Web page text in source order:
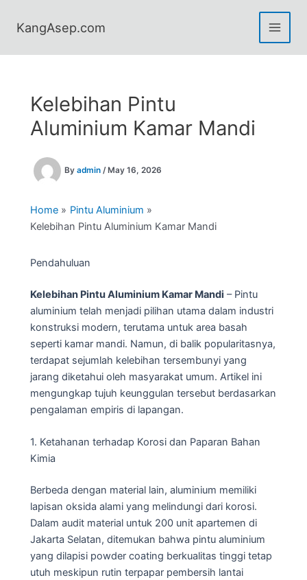
KangAsep.com
Kelebihan Pintu
Aluminium Kamar Mandi
By admin / May 16, 2026
Home
Pintu Aluminium
Kelebihan Pintu Aluminium Kamar Mandi
Pendahuluan
Kelebihan Pintu Aluminium Kamar Mandi – Pintu
aluminium telah menjadi pilihan utama dalam industri
konstruksi modern, terutama untuk area basah
seperti kamar mandi. Namun, di balik popularitasnya,
terdapat sejumlah kelebihan tersembunyi yang
jarang diketahui oleh masyarakat umum. Artikel ini
mengungkap tujuh keunggulan tersebut berdasarkan
pengalaman empiris di lapangan.
1. Ketahanan terhadap Korosi dan Paparan Bahan
Kimia
Berbeda dengan material lain, aluminium memiliki
lapisan oksida alami yang melindungi dari korosi.
Dalam audit material untuk 200 unit apartemen di
Jakarta Selatan, ditemukan bahwa pintu aluminium
yang dilapisi powder coating berkualitas tinggi tetap
utuh meskipun rutin terpapar pembersih lantai